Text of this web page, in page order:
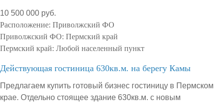
10 500 000 руб.
Расположение: Приволжский ФО
Приволжский ФО: Пермский край
Пермский край: Любой населенный пункт
Действующая гостиница 630кв.м. на берегу Камы
Предлагаем купить готовый бизнес гостиницу в Пермском
крае. Отдельно стоящее здание 630кв.м. с новым